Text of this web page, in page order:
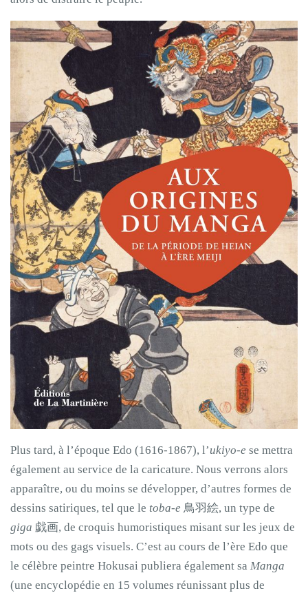
Plus tard, à l’époque Edo (1616-1867), l’ukiyo-e se mettra
également au service de la caricature. Nous verrons alors
apparaître, ou du moins se développer, d’autres formes de
dessins satiriques, tel que le toba-e 鳥羽絵, un type de
giga 戯画, de croquis humoristiques misant sur les jeux de
mots ou des gags visuels. C’est au cours de l’ère Edo que
le célèbre peintre Hokusai publiera également sa Manga
(une encyclopédie en 15 volumes réunissant plus de